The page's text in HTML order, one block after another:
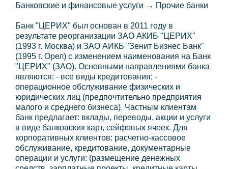
Банковские и финансовые услуги → Прочие банки
Банк "ЦЕРИХ" был основан в 2011 году в
результате реорганизации ЗАО АКИБ "ЦЕРИХ"
(1993 г. Москва) и ЗАО АИКБ "Зенит Бизнес Банк"
(1995 г. Орел) с изменением наименования на Банк
"ЦЕРИХ" (ЗАО). Основными направлениями банка
являются: - все виды кредитования; -
операционное обслуживание физических и
юридических лиц (предпочтительно предприятия
малого и среднего бизнеса). Частным клиентам
банк предлагает: вклады, переводы, акции и услуги
в виде банковских карт, сейфовых ячеек. Для
корпоративных клиентов: расчетно-кассовое
обслуживание, кредитование, документарные
операции и услуги: (размещение денежных